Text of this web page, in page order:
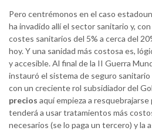
Pero centrémonos en el caso
ha invadido allí el sector sanitario y,
costes sanitarios del 5% a cerca del
hoy. Y una sanidad más costosa es,
y accesible. Al final de la II Guerra
instauró el sistema de seguro
con un creciente rol subsidiador del
precios aquí empieza a
tenderá a usar tratamientos más
necesarios (se lo paga un tercero) y la